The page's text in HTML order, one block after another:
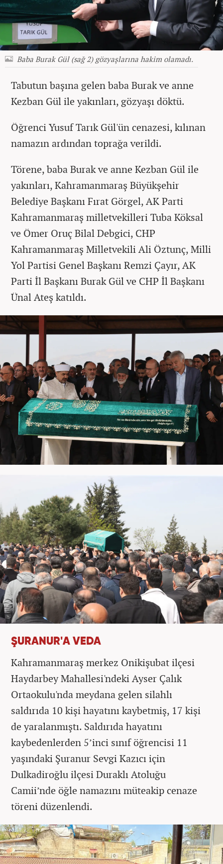
Baba Burak Gül (sağ 2) gözyaşlarına hakim olamadı.
Tabutun başına gelen baba Burak ve anne
Kezban Gül ile yakınları, gözyaşı döktü.
Öğrenci Yusuf Tarık Gül'ün cenazesi, kılınan
namazın ardından toprağa verildi.
Törene, baba Burak ve anne Kezban Gül ile
yakınları, Kahramanmaraş Büyükşehir
Belediye Başkanı Fırat Görgel, AK Parti
Kahramanmaraş milletvekilleri Tuba Köksal
ve Ömer Oruç Bilal Debgici, CHP
Kahramanmaraş Milletvekili Ali Öztunç, Milli
Yol Partisi Genel Başkanı Remzi Çayır, AK
Parti İl Başkanı Burak Gül ve CHP İl Başkanı
Ünal Ateş katıldı.
ŞURANUR'A VEDA
Kahramanmaraş merkez Onikişubat ilçesi
Haydarbey Mahallesi'ndeki Ayser Çalık
Ortaokulu'nda meydana gelen silahlı
saldırıda 10 kişi hayatını kaybetmiş, 17 kişi
de yaralanmıştı. Saldırıda hayatını
kaybedenlerden 5’inci sınıf öğrencisi 11
yaşındaki Şuranur Sevgi Kazıcı için
Dulkadiroğlu ilçesi Duraklı Atoluğu
Camii’nde öğle namazını müteakip cenaze
töreni düzenlendi.